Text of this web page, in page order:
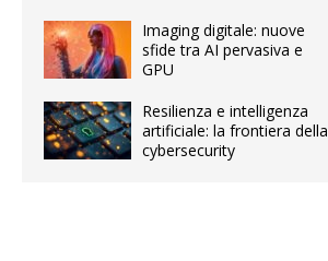
Imaging digitale: nuove
sfide tra AI pervasiva e
GPU
Resilienza e intelligenza
artificiale: la frontiera della
cybersecurity